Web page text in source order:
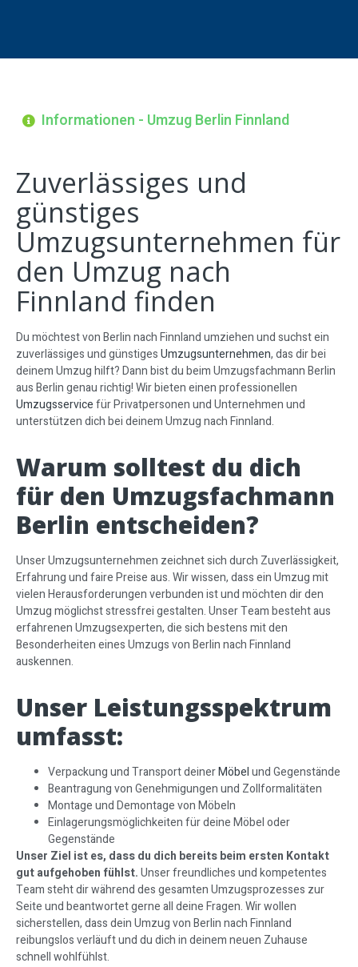
Informationen - Umzug Berlin Finnland
Zuverlässiges und
günstiges
Umzugsunternehmen für
den Umzug nach
Finnland finden
Du möchtest von Berlin nach Finnland umziehen und suchst ein
zuverlässiges und günstigesUmzugsunternehmen, das dir bei
deinem Umzug hilft? Dann bist du beim Umzugsfachmann Berlin
aus Berlin genau richtig! Wir bieten einen professionellen
Umzugsservicefür Privatpersonen und Unternehmen und
unterstützen dich bei deinem Umzug nach Finnland.
Warum solltest du dich
für den Umzugsfachmann
Berlin entscheiden?
Unser Umzugsunternehmen zeichnet sich durch Zuverlässigkeit,
Erfahrung und faire Preise aus. Wir wissen, dass ein Umzug mit
vielen Herausforderungen verbunden ist und möchten dir den
Umzug möglichst stressfrei gestalten. Unser Team besteht aus
erfahrenen Umzugsexperten, die sich bestens mit den
Besonderheiten eines Umzugs von Berlin nach Finnland
auskennen.
Unser Leistungsspektrum
umfasst:
Verpackung und Transport deinerMöbelund Gegenstände
Beantragung von Genehmigungen und Zollformalitäten
Montage und Demontage von Möbeln
Einlagerungsmöglichkeiten für deine Möbel oder
Gegenstände
Unser Ziel ist es, dass du dich bereits beim ersten Kontakt
gut aufgehoben fühlst.Unser freundliches und kompetentes
Team steht dir während des gesamten Umzugsprozesses zur
Seite und beantwortet gerne all deine Fragen. Wir wollen
sicherstellen, dass dein Umzug von Berlin nach Finnland
reibungslos verläuft und du dich in deinem neuen Zuhause
schnell wohlfühlst.